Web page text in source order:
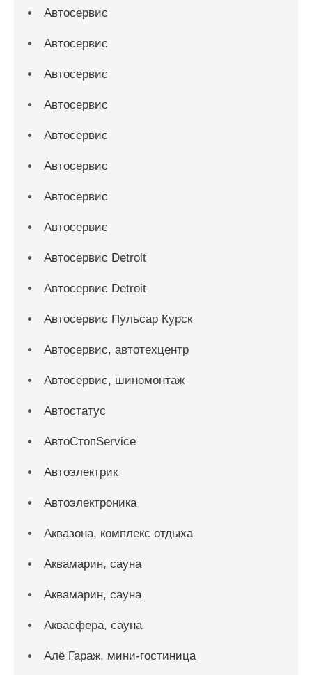
Автосервис
Автосервис
Автосервис
Автосервис
Автосервис
Автосервис
Автосервис
Автосервис
Автосервис Detroit
Автосервис Detroit
Автосервис Пульсар Курск
Автосервис, автотехцентр
Автосервис, шиномонтаж
Автостатус
АвтоСтопService
Автоэлектрик
Автоэлектроника
Аквазона, комплекс отдыха
Аквамарин, сауна
Аквамарин, сауна
Аквасфера, сауна
Алё Гараж, мини-гостиница